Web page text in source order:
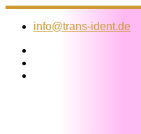
Zum
Inhalt
info@trans-ident.de